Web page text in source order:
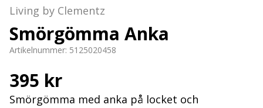
Living by Clementz
Smörgömma Anka
Artikelnummer: 5125020458
395 kr
Smörgömma med anka på locket och